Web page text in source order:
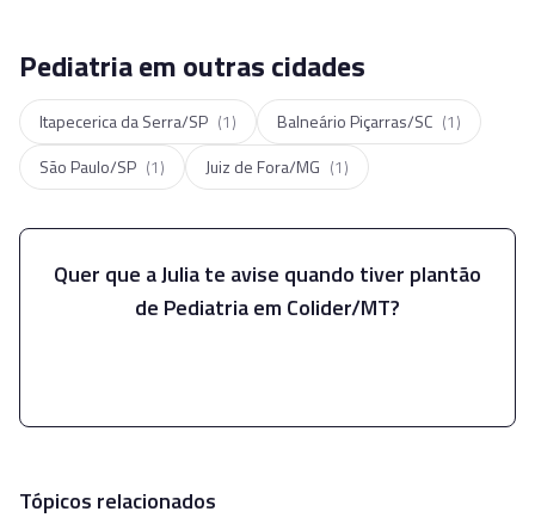
Pediatria em outras cidades
Itapecerica da Serra/SP (1) Balneário Piçarras/SC (1)
São Paulo/SP (1) Juiz de Fora/MG (1)
Quer que a Julia te avise quando tiver plantão
de Pediatriaem Colider/MT?
Tópicos relacionados